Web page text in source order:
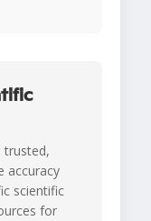
trusted,
accuracy
scientific
for